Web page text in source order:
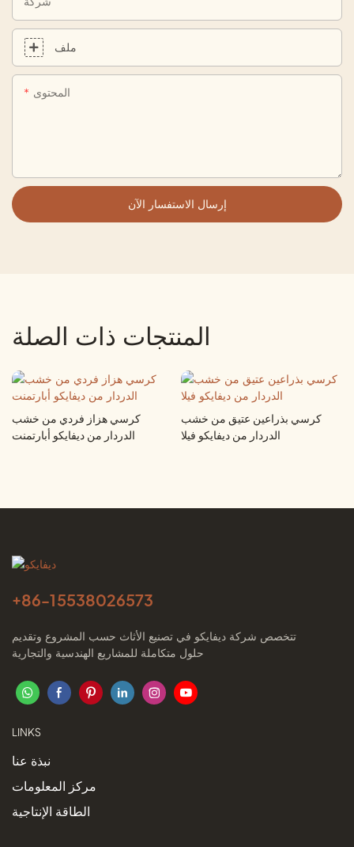
ملف
المحتوى
إرسال الاستفسار الآن
المنتجات ذات الصلة
كرسي هزاز فردي من خشب
الدردار من ديفايكو أبارتمنت
كرسي بذراعين عتيق من خشب
الدردار من ديفايكو فيلا
+86-15538026573
تتخصص شركة ديفايكو في تصنيع الأثاث حسب المشروع وتقديم
حلول متكاملة للمشاريع الهندسية والتجارية
LINKS
نبذة عنا
مركز المعلومات
الطاقة الإنتاجية